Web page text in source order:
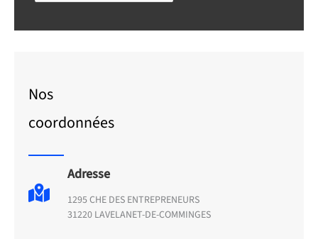
Nos
coordonnées
Adresse
1295 CHE DES ENTREPRENEURS
31220 LAVELANET-DE-COMMINGES